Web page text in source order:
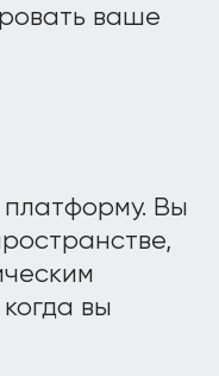
ваше
Вы
вы